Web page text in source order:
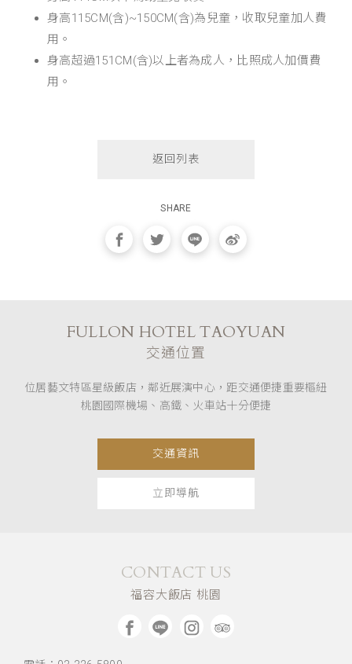
身高115CM(含)~150CM(含)為兒童，收取兒童加人費
用。
身高超過151CM(含)以上者為成人，比照成人加價費
用。
返回列表
SHARE
FULLON HOTEL TAOYUAN
交通位置
位居藝文特區星級飯店，鄰近展演中心，距交通便捷重要樞紐
桃園國際機場、高鐵、火車站十分便捷
交通資訊
立即導航
CONTACT US
福容大飯店 桃園